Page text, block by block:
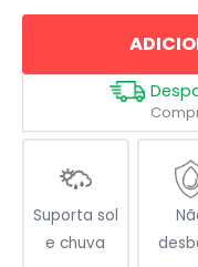
Gatos
Cat
quantidade
Suporta sol
e chuva